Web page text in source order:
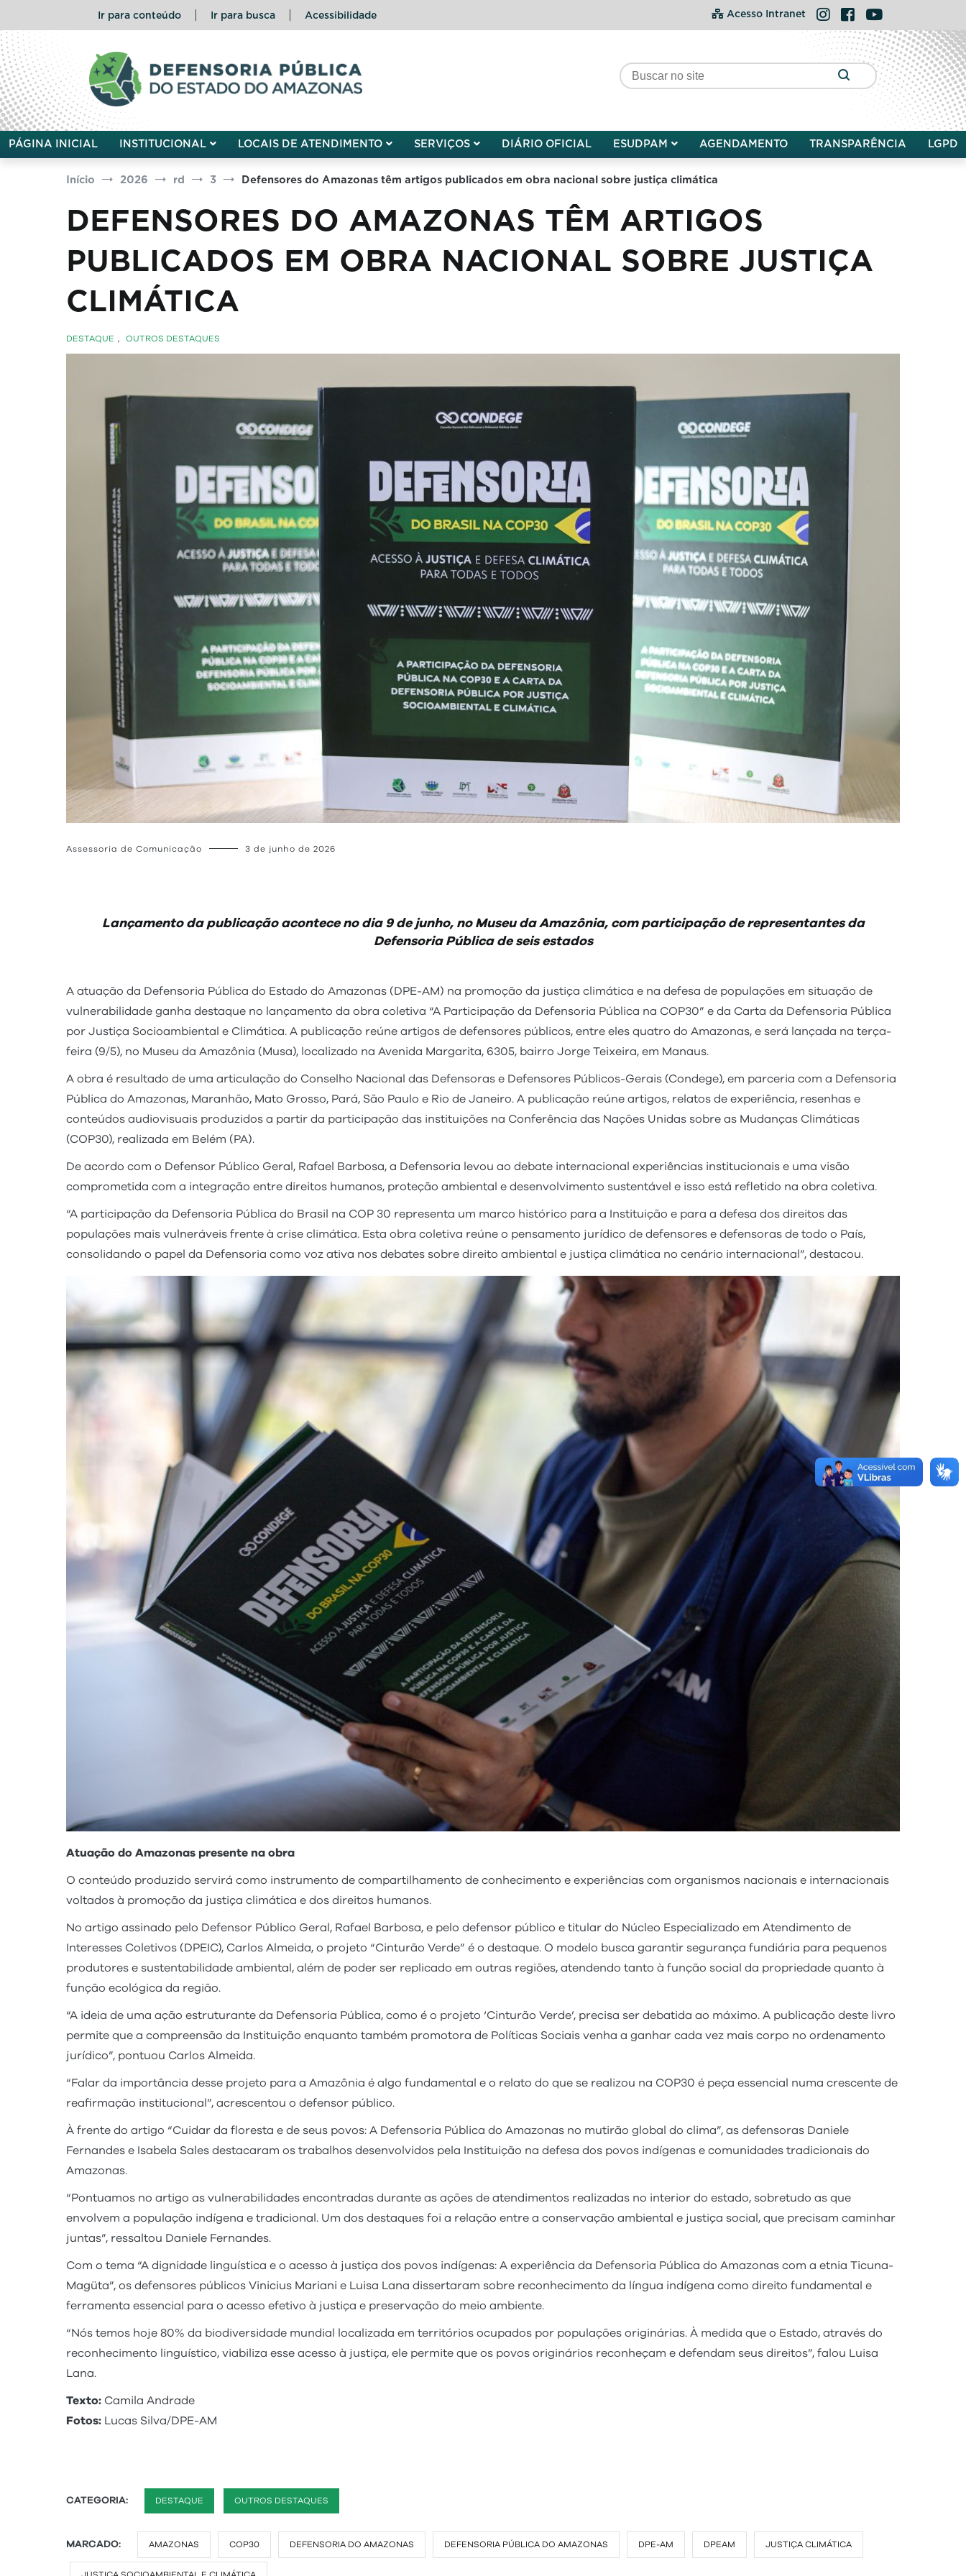
o
conteúdo
Ir para conteúdo Ir para busca Acessibilidade Acesso Intranet Instagram
FacebookYouTube
Defensoria Pública do Estado do Amazonas
PÁGINA INICIAL INSTITUCIONAL LOCAIS DE ATENDIMENTO SERVIÇOS DIÁRIO OFICIAL ESUDPAM AGENDAMENTO TRANSPARÊNCIA LGPD
Início 2026 rd 3 Defensores do Amazonas têm artigos publicados em obra nacional sobre justiça climática
DEFENSORES DO AMAZONAS TÊM ARTIGOS
PUBLICADOS EM OBRA NACIONAL SOBRE JUSTIÇA
CLIMÁTICA
DESTAQUE , OUTROS DESTAQUES
Assessoria de Comunicação 3 de junho de 2026
Lançamento da publicação acontece no dia 9 de junho, no Museu da Amazônia, com participação de representantes da
Defensoria Pública de seis estados
A atuação da Defensoria Pública do Estado do Amazonas (DPE-AM) na promoção da justiça climática e na defesa de populações em situação de
vulnerabilidade ganha destaque no lançamento da obra coletiva “A Participação da Defensoria Pública na COP30” e da Carta da Defensoria Pública
por Justiça Socioambiental e Climática. A publicação reúne artigos de defensores públicos, entre eles quatro do Amazonas, e será lançada na terça-
feira (9/5), no Museu da Amazônia (Musa), localizado na Avenida Margarita, 6305, bairro Jorge Teixeira, em Manaus.
A obra é resultado de uma articulação do Conselho Nacional das Defensoras e Defensores Públicos-Gerais (Condege), em parceria com a Defensoria
Pública do Amazonas, Maranhão, Mato Grosso, Pará, São Paulo e Rio de Janeiro. A publicação reúne artigos, relatos de experiência, resenhas e
conteúdos audiovisuais produzidos a partir da participação das instituições na Conferência das Nações Unidas sobre as Mudanças Climáticas
(COP30), realizada em Belém (PA).
De acordo com o Defensor Público Geral, Rafael Barbosa, a Defensoria levou ao debate internacional experiências institucionais e uma visão
comprometida com a integração entre direitos humanos, proteção ambiental e desenvolvimento sustentável e isso está refletido na obra coletiva.
“A participação da Defensoria Pública do Brasil na COP 30 representa um marco histórico para a Instituição e para a defesa dos direitos das
populações mais vulneráveis frente à crise climática. Esta obra coletiva reúne o pensamento jurídico de defensores e defensoras de todo o País,
consolidando o papel da Defensoria como voz ativa nos debates sobre direito ambiental e justiça climática no cenário internacional”, destacou.
Atuação do Amazonas presente na obra
O conteúdo produzido servirá como instrumento de compartilhamento de conhecimento e experiências com organismos nacionais e internacionais
voltados à promoção da justiça climática e dos direitos humanos.
No artigo assinado pelo Defensor Público Geral, Rafael Barbosa, e pelo defensor público e titular do Núcleo Especializado em Atendimento de
Interesses Coletivos (DPEIC), Carlos Almeida, o projeto “Cinturão Verde” é o destaque. O modelo busca garantir segurança fundiária para pequenos
produtores e sustentabilidade ambiental, além de poder ser replicado em outras regiões, atendendo tanto à função social da propriedade quanto à
função ecológica da região.
“A ideia de uma ação estruturante da Defensoria Pública, como é o projeto ‘Cinturão Verde’, precisa ser debatida ao máximo. A publicação deste livro
permite que a compreensão da Instituição enquanto também promotora de Políticas Sociais venha a ganhar cada vez mais corpo no ordenamento
jurídico”, pontuou Carlos Almeida.
“Falar da importância desse projeto para a Amazônia é algo fundamental e o relato do que se realizou na COP30 é peça essencial numa crescente de
reafirmação institucional”, acrescentou o defensor público.
À frente do artigo “Cuidar da floresta e de seus povos: A Defensoria Pública do Amazonas no mutirão global do clima”, as defensoras Daniele
Fernandes e Isabela Sales destacaram os trabalhos desenvolvidos pela Instituição na defesa dos povos indígenas e comunidades tradicionais do
Amazonas.
“Pontuamos no artigo as vulnerabilidades encontradas durante as ações de atendimentos realizadas no interior do estado, sobretudo as que
envolvem a população indígena e tradicional. Um dos destaques foi a relação entre a conservação ambiental e justiça social, que precisam caminhar
juntas”, ressaltou Daniele Fernandes.
Com o tema “A dignidade linguística e o acesso à justiça dos povos indígenas: A experiência da Defensoria Pública do Amazonas com a etnia Ticuna-
Magüta”, os defensores públicos Vinicius Mariani e Luisa Lana dissertaram sobre reconhecimento da língua indígena como direito fundamental e
ferramenta essencial para o acesso efetivo à justiça e preservação do meio ambiente.
“Nós temos hoje 80% da biodiversidade mundial localizada em territórios ocupados por populações originárias. À medida que o Estado, através do
reconhecimento linguístico, viabiliza esse acesso à justiça, ele permite que os povos originários reconheçam e defendam seus direitos”, falou Luisa
Lana.
Texto: Camila Andrade
Fotos: Lucas Silva/DPE-AM
CATEGORIA: DESTAQUE OUTROS DESTAQUES
MARCADO: AMAZONAS COP30 DEFENSORIA DO AMAZONAS DEFENSORIA PÚBLICA DO AMAZONAS DPE-AM DPEAM JUSTIÇA CLIMÁTICA